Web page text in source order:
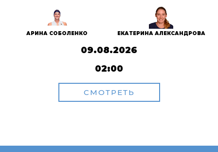
АРИНА СОБОЛЕНКО ЕКАТЕРИНА АЛЕКСАНДРОВА
09.08.2026
02:00
СМОТРЕТЬ